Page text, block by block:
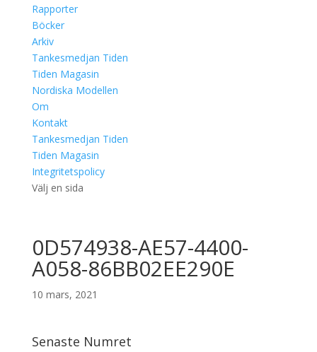
Rapporter
Böcker
Arkiv
Tankesmedjan Tiden
Tiden Magasin
Nordiska Modellen
Om
Kontakt
Tankesmedjan Tiden
Tiden Magasin
Integritetspolicy
Välj en sida
0D574938-AE57-4400-
A058-86BB02EE290E
10 mars, 2021
Senaste Numret